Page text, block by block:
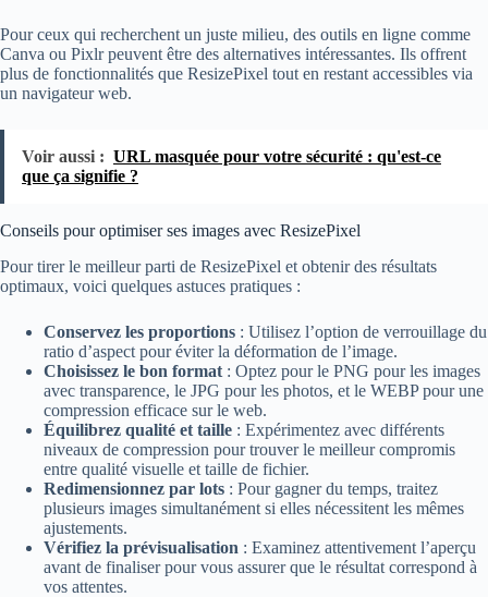
Pour ceux qui recherchent un juste milieu, des outils en ligne comme
Canva ou Pixlr peuvent être des alternatives intéressantes. Ils offrent
plus de fonctionnalités que ResizePixel tout en restant accessibles via
un navigateur web.
Voir aussi : URL masquée pour votre sécurité : qu'est-ce
que ça signifie ?
Conseils pour optimiser ses images avec ResizePixel
Pour tirer le meilleur parti de ResizePixel et obtenir des résultats
optimaux, voici quelques astuces pratiques :
Conservez les proportions : Utilisez l’option de verrouillage du
ratio d’aspect pour éviter la déformation de l’image.
Choisissez le bon format : Optez pour le PNG pour les images
avec transparence, le JPG pour les photos, et le WEBP pour une
compression efficace sur le web.
Équilibrez qualité et taille : Expérimentez avec différents
niveaux de compression pour trouver le meilleur compromis
entre qualité visuelle et taille de fichier.
Redimensionnez par lots : Pour gagner du temps, traitez
plusieurs images simultanément si elles nécessitent les mêmes
ajustements.
Vérifiez la prévisualisation : Examinez attentivement l’aperçu
avant de finaliser pour vous assurer que le résultat correspond à
vos attentes.